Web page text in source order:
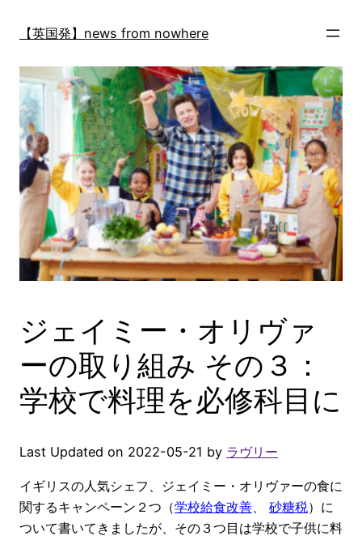
【英国発】news from nowhere
ジェイミー・オリヴァ
ーの取り組み その３：
学校で料理を必修科目に
Last Updated on 2022-05-21 by ラヴリー
イギリスの人気シェフ、ジェイミー・オリヴァーの食に
関するキャンペーン２つ（学校給食改善、 砂糖税）に
ついて書いてきましたが、その３つ目は学校で子供に料